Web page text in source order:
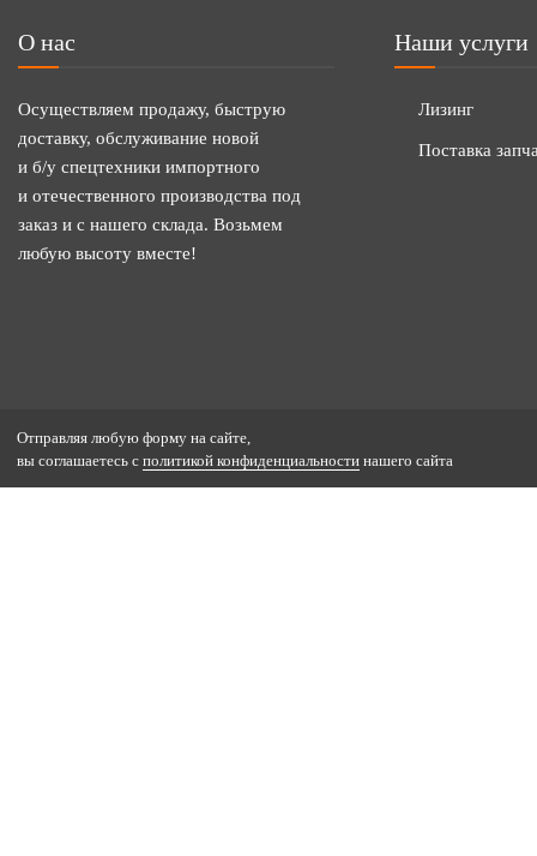
О нас
Осуществляем продажу, быструю
доставку, обслуживание новой
и б/у спецтехники импортного
и отечественного производства под
заказ и с нашего склада. Возьмем
любую высоту вместе!
Наши услуги
Лизинг
Поставка
Отправляя любую форму на сайте,
вы соглашаетесь с политикой конфиденциальности нашего сайта